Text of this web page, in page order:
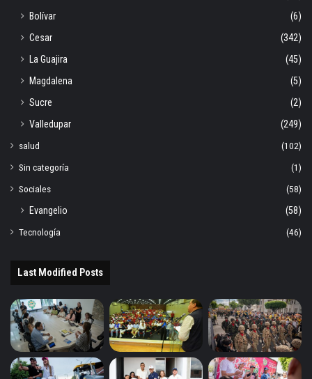
Bolívar
(6)
Cesar
(342)
La Guajira
(45)
Magdalena
(5)
Sucre
(2)
Valledupar
(249)
salud
(102)
Sin categoría
(1)
Sociales
(58)
Evangelio
(58)
Tecnología
(46)
Last Modified Posts